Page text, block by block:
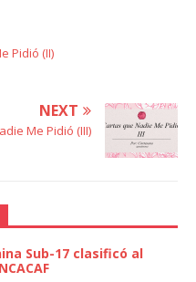
Pidió (II)
NEXT
Me Pidió (III)
Sub-17 clasificó al